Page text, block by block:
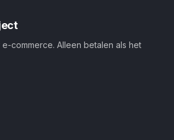
commerce. Alleen betalen als het